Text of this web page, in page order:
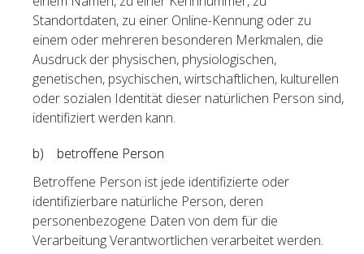
Standortdaten, zu einer Online-Kennung oder zu
einem oder mehreren besonderen Merkmalen, die
Ausdruck der physischen, physiologischen,
genetischen, psychischen, wirtschaftlichen, kulturellen
oder sozialen Identität dieser natürlichen Person sind,
identifiziert werden kann.
b) betroffene Person
Betroffene Person ist jede identifizierte oder
identifizierbare natürliche Person, deren
personenbezogene Daten von dem für die
Verarbeitung Verantwortlichen verarbeitet werden.